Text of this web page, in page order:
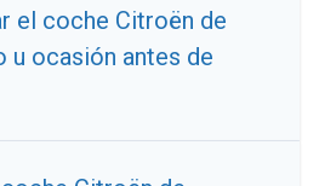
el coche Citroën de
u ocasión antes de